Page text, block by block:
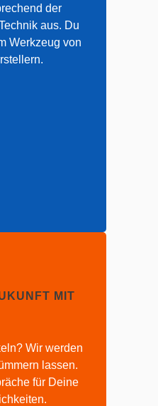
der
aus. Du
Werkzeug von
MIT
Wir werden
lassen.
für Deine